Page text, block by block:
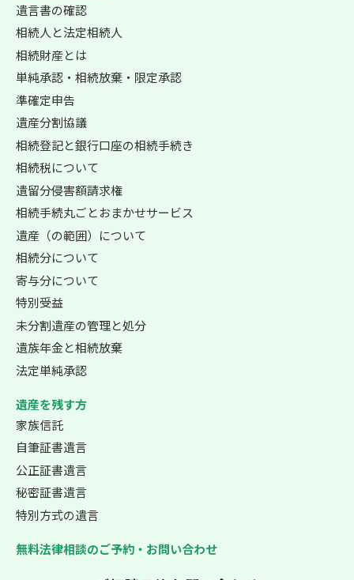
遺言書の確認
相続人と法定相続人
相続財産とは
単純承認・相続放棄・限定承認
準確定申告
遺産分割協議
相続登記と銀行口座の相続手続き
相続税について
遺留分侵害額請求権
相続手続丸ごとおまかせサービス
遺産（の範囲）について
相続分について
寄与分について
特別受益
未分割遺産の管理と処分
遺族年金と相続放棄
法定単純承認
遺産を残す方
家族信託
自筆証書遺言
公正証書遺言
秘密証書遺言
特別方式の遺言
無料法律相談のご予約・お問い合わせ